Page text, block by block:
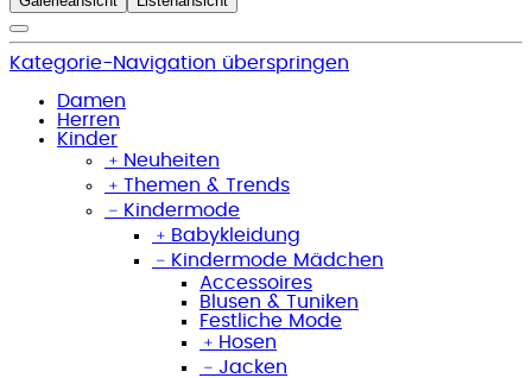
Kategorie-Navigation überspringen
Damen
Herren
Kinder
﹢ Neuheiten
﹢ Themen & Trends
﹣ Kindermode
﹢ Babykleidung
﹣ Kindermode Mädchen
Accessoires
Blusen & Tuniken
Festliche Mode
﹢ Hosen
﹣ Jacken